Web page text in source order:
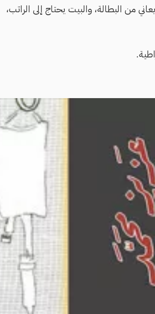
من البطالة، والبيت يحتاج إلى الراتب،